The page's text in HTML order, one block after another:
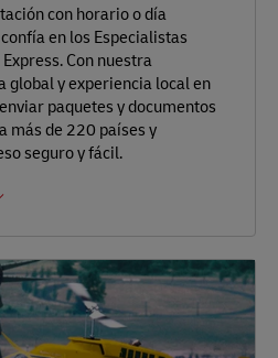
con horario o día
en los Especialistas
Con nuestra
global y experiencia local en
paquetes y documentos
más de 220 países y
seguro y fácil.